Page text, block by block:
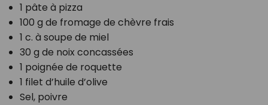
1 pâte à pizza
100 g de fromage de chèvre frais
1 c. à soupe de miel
30 g de noix concassées
1 poignée de roquette
1 filet d’huile d’olive
Sel, poivre